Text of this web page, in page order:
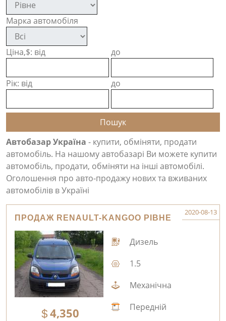
Марка автомобіля
Ціна,$: від до
Рік: від до
Автобазар Україна - купити, обміняти, продати
автомобіль. На нашому автобазарі Ви можете купити
автомобіль, продати, обміняти на інші автомобілі.
Оголошення про авто-продажу нових та вживаних
автомобілів в Україні
ПРОДАЖ RENAULT-KANGOO РІВНЕ
2020-08-13
4,350
Дизель
1.5
Механічна
Передній